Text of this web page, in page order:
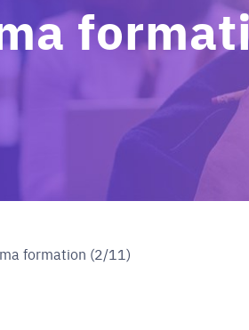
formation (2/11)